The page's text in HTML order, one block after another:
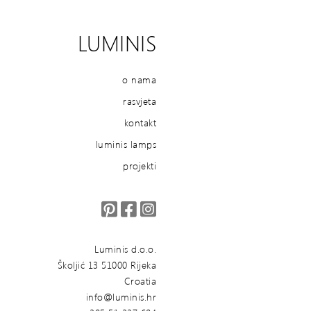
LUMINIS
o nama
rasvjeta
kontakt
luminis lamps
projekti
Luminis d.o.o.
Školjić 13 51000 Rijeka
Croatia
info@luminis.hr